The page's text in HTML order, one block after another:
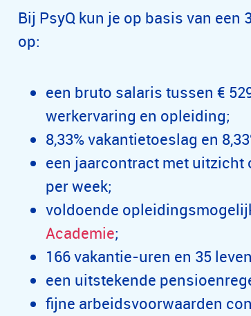
Bij PsyQ kun je op basis van
op:
een bruto salaris tussen €
werkervaring en opleiding;
8,33% vakantietoeslag en
een jaarcontract met uitzicht
per week;
voldoende
Academie;
166 vakantie-uren en 35
een uitstekende
fijne arbeidsvoorwaarden